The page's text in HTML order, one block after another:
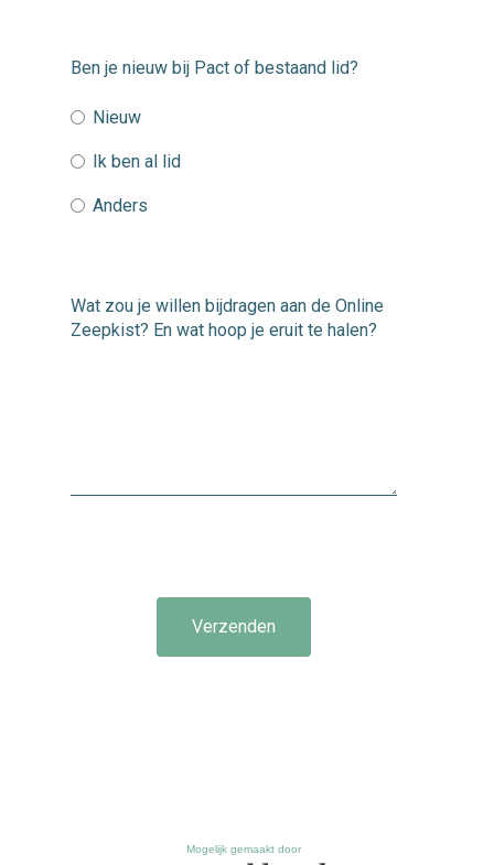
Ben je nieuw bij Pact of bestaand lid?
Nieuw
Ik ben al lid
Anders
Wat zou je willen bijdragen aan de Online
Zeepkist? En wat hoop je eruit te halen?
Verzenden
Mogelijk gemaakt door